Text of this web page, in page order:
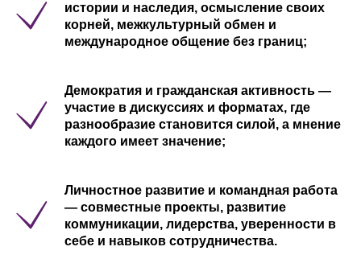
истории и наследия, осмысление своих
корней, межкультурный обмен и
международное общение без границ;
Демократия и гражданская активность —
участие в дискуссиях и форматах, где
разнообразие становится силой, а мнение
каждого имеет значение;
Личностное развитие и командная работа
— совместные проекты, развитие
коммуникации, лидерства, уверенности в
себе и навыков сотрудничества.